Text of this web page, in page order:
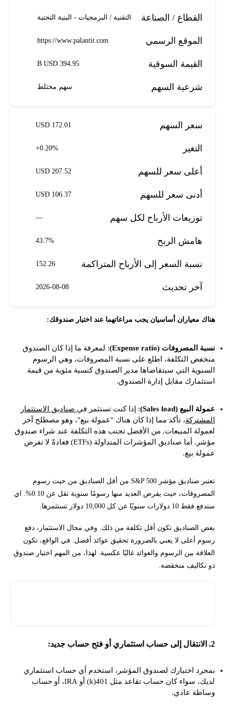
القطاع / الصناعة التقنية / البرمجيات - البنية التحتية
الموقع الرسمي https://www.palantir.com
القيمة السوقية 394.95 B USD
شرعية السهم سهم مختلط
سعر السهم 172.01 USD
التغير +0.20%
أعلى سعر للسهم 207.52 USD
أدنى سعر للسهم 106.37 USD
توزيعات الأرباح لكل سهم —
هامش الربح 43.7%
نسبة السعر إلى الأرباح المتراكمة 152.26
آخر تحديث 2026-08-08
هناك معياران أساسيان يجب مراعاتهما عند اختيار صندوقك:
نسبة المصروفات (Expense ratio)
: لمعرفة ما إذا كان الصندوق
منخفض التكلفة، اطلع على نسبة المصروفات، وهي الرسوم
السنوية التي سيتقاضاها مدير الصندوق كنسبة مئوية من قيمة
استثمارك مقابل إدارة الصندوق.
عمولة البيع (Sales load) : إذا كنت تستثمر في صناديق الاستثمار
المشتركة، تأكد مما إذا كان هناك "عمولة بيع"، وهو مصطلح آخر
لعمولة المبيعات. من الأفضل تجنب هذه التكلفة عند شراء صندوق
مؤشر. أما صناديق المؤشرات المتداولة (ETFs) فعادةً لا تفرض
عمولة بيع.
تعتبر صناديق مؤشر S&P 500 من أقل الصناديق من حيث رسوم
المصروفات، حيث يفرض العديد منها رسومًا سنوية تقل عن 0.10%. اي
ستدفع فقط 10 دولارات سنويًا عن كل 10,000 دولار تستثمرها.
بعض الصناديق تكون أقل تكلفة من ذلك. وفي مجال الاستثمار، دفع
رسوم أعلى لا يعني بالضرورة تحقيق عوائد أفضل. في الواقع، تكون
العلاقة بين الرسوم والعوائد غالبًا عكسية. لهذا، من المهم اختيار صندوق
ذو تكاليف منخفضة.
2. الانتقال إلى حساب استثماري أو فتح حساب جديد:
بمجرد اختيارك لصندوق المؤشر، استخدم أي حساب استثماري
لديك، سواء كان حساب تقاعد مثل 401(k) أو IRA، أو حساب
وساطة عادي.